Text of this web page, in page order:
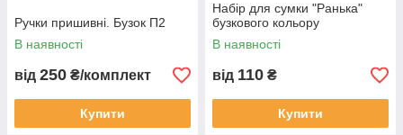
Ручки пришивні. Бузок П2
В наявності
від 250 ₴/комплект
Купити
Набір для сумки "Ранька"
бузкового кольору
В наявності
від 110 ₴
Купити